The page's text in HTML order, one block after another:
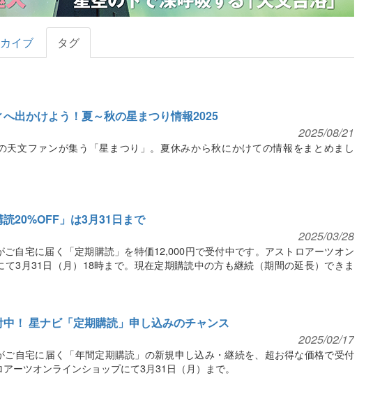
イブ タグ
出かけよう！夏～秋の星まつり情報2025
2025/08/21
天文ファンが集う「星まつり」。夏休みから秋にかけての情報をまとめまし
20%OFF」は3月31日まで
2025/03/28
ご自宅に届く「定期購読」を特価12,000円で受付中です。アストロアーツオン
て3月31日（月）18時まで。現在定期購読中の方も継続（期間の延長）できま
！ 星ナビ「定期購読」申し込みのチャンス
2025/02/17
ご自宅に届く「年間定期購読」の新規申し込み・継続を、超お得な価格で受付
ーツオンラインショップにて3月31日（月）まで。